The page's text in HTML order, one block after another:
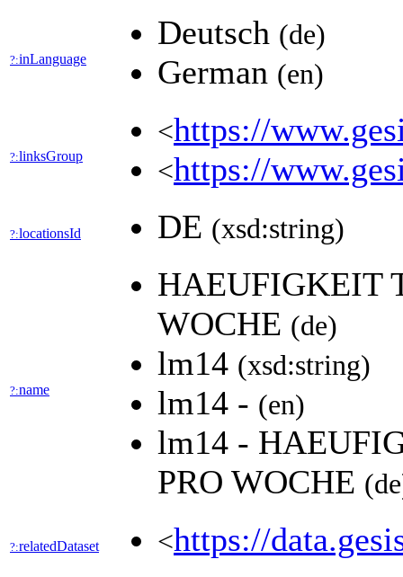
?:inLanguage
Deutsch (de)
German (en)
?:linksGroup
<https://
<https://
?:locationsId DE (xsd:string)
?:name
HAEUFIGKEIT
WOCHE (de)
lm14 (xsd:string)
lm14 - (en)
lm14 -
PRO WOCHE
?:relatedDataset <https://